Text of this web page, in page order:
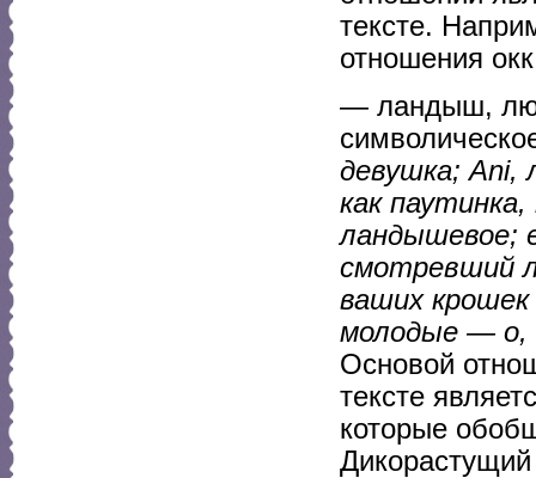
тексте.
отношения
— ландыш,
девушка; Ani,
как
ландышевое;
смотревший
ваших
молодые — о,
Основой
тексте
которые